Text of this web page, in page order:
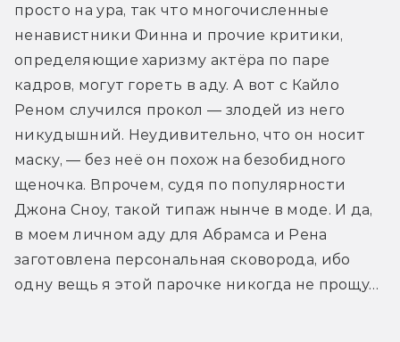
просто на ура, так что многочисленные
ненавистники Финна и прочие критики,
определяющие харизму актёра по паре
кадров, могут гореть в аду. А вот с Кайло
Реном случился прокол — злодей из него
никудышний. Неудивительно, что он носит
маску, — без неё он похож на безобидного
щеночка. Впрочем, судя по популярности
Джона Сноу, такой типаж нынче в моде. И да,
в моем личном аду для Абрамса и Рена
заготовлена персональная сковорода, ибо
одну вещь я этой парочке никогда не прощу…